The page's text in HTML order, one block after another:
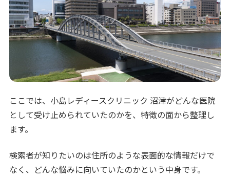
ここでは、小島レディースクリニック 沼津がどんな医院
として受け止められていたのかを、特徴の面から整理し
ます。
検索者が知りたいのは住所のような表面的な情報だけで
なく、どんな悩みに向いていたのかという中身です。